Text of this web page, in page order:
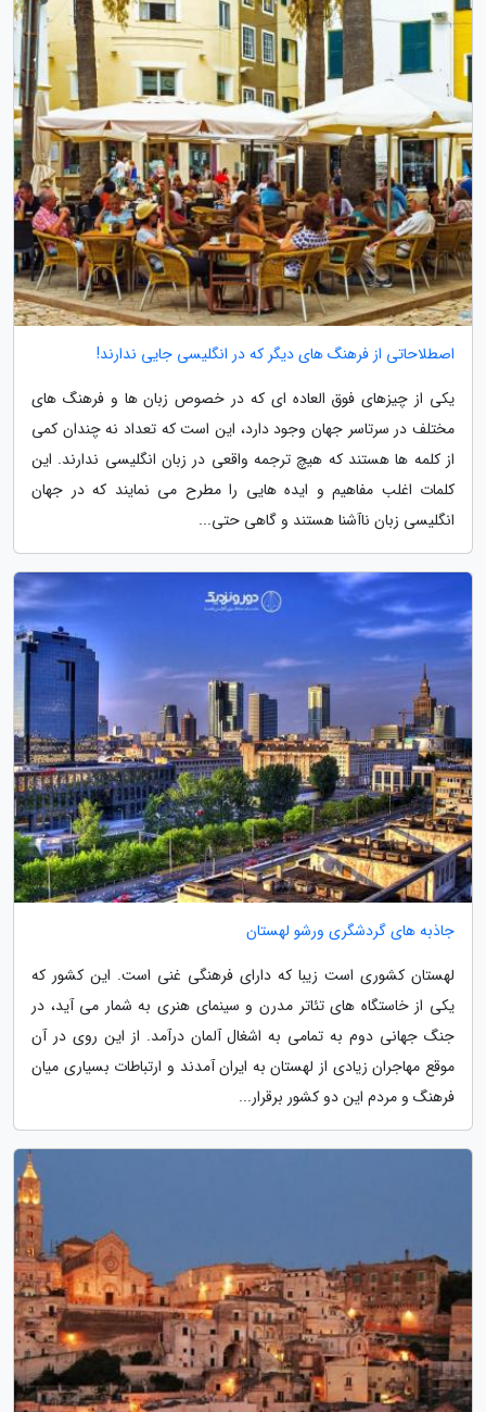
اصطلاحاتی از فرهنگ های دیگر که در انگلیسی جایی ندارند!
یکی از چیزهای فوق العاده ای که در خصوص زبان ها و فرهنگ های
مختلف در سرتاسر جهان وجود دارد، این است که تعداد نه چندان کمی
از کلمه ها هستند که هیچ ترجمه واقعی در زبان انگلیسی ندارند. این
کلمات اغلب مفاهیم و ایده هایی را مطرح می نمایند که در جهان
انگلیسی زبان ناآشنا هستند و گاهی حتی...
جاذبه های گردشگری ورشو لهستان
لهستان کشوری است زیبا که دارای فرهنگی غنی است. این کشور که
یکی از خاستگاه های تئاتر مدرن و سینمای هنری به شمار می آید، در
جنگ جهانی دوم به تمامی به اشغال آلمان درآمد. از این روی در آن
موقع مهاجران زیادی از لهستان به ایران آمدند و ارتباطات بسیاری میان
فرهنگ و مردم این دو کشور برقرار...